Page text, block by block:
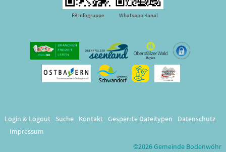
FB Infogruppe Whatsapp Kanal
Login & Logout Suche Kontakt Gesperrte Dateitypen
Datenschutz
Impressum
©2026 Gemeinde Bodenwöhr